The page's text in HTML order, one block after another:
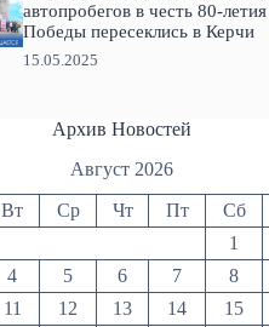
автопробегов в честь 80-летия
Победы пересеклись в Керчи
15.05.2025
Архив Новостей
Август 2026
Вт Ср Чт Пт Сб
1
4 5 6 7 8
11 12 13 14 15